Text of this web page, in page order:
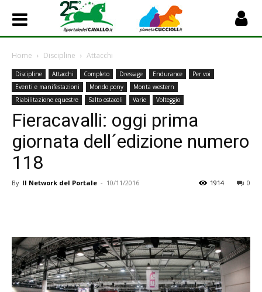
Home Discipline Attacchi
Discipline Attacchi Completo Dressage Endurance
Per voi
Eventi e manifestazioni
Mondo pony
Monta western
Riabilitazione equestre
Salto ostacoli Varie Volteggio
Fieracavalli: oggi prima
giornata dell´edizione numero
118
By Il Network del Portale - 10/11/2016 0
1914